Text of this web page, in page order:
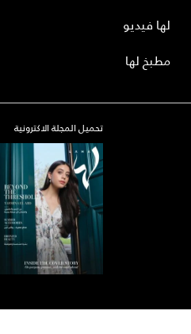
لها فيديو
مطبخ لها
تحميل المجلة الاكترونية